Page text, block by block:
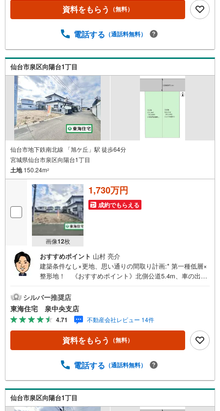
望条件に合った物件のご紹介から住宅ローン・資金計画・
投資のご相談までワンストップでサポートいたします。こ
りられるの？・無理のない返済のための予算は？・マンシ
は随時受付中です！専門スタッフが丁寧に分かりやすくご
説明いたします。●○●○●○●○●○●○●○●○●○●○●
資料をもらう （無料）
電話する （通話料無料）
仙台市泉区向陽台1丁目
仙台市地下鉄南北線 「旭ケ丘」駅 徒歩64分
宮城県仙台市泉区向陽台1丁目
土地150.24m2
画像12枚
1,730万円
成約でもらえる
おすすめポイント 山村 亮介
建築条件なし×更地、思い通りの間取り計画:* 第一種低層×
整形地！ 《おすすめポイント》北側公道5.4m、車の出し
やすい 都市ガス対応、日々の光熱費を抑えやすい暮らし！
陽当り良好、明るいリビングが似合う敷地《周辺環境》 ウ
ィンマート本店車で4分 向陽台ふれあい公園徒歩4分《ご予
約・ご案内について》お仕事終わりや、ご出勤前などの早
朝・夜間の営業時間外でもあなたのご要望に合わせて、ご
対応させて頂きます！《ご相談・ご案内の目安》住宅ロー
お家の見学 約1時間～約2時間 ※1件～3件ご見学の場合
シルバー推奨店
東海住宅 泉中央支店
4.71 不動産会社レビュー 14件
資料をもらう （無料）
電話する （通話料無料）
仙台市泉区向陽台1丁目